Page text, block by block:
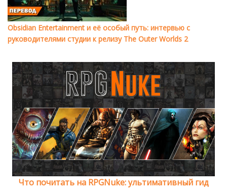
Obsidian Entertainment и её особый путь: интервью с
руководителями студии к релизу The Outer Worlds 2
Что почитать на RPGNuke: ультимативный гид